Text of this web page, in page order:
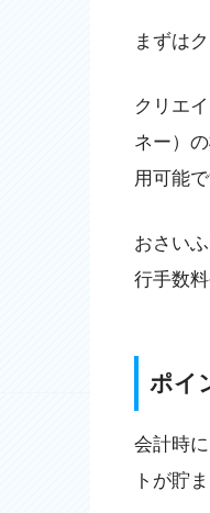
まずは
クリエ
ネー）
用可能で
おさい
行手数
ポイ
会計時
トが貯